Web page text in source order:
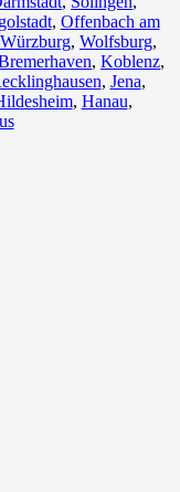
, Offenbach am
Würzburg, Wolfsburg,
, Koblenz,
, Jena,
, Hanau,